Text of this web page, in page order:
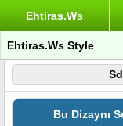
Ehtiras.Ws
Ehtiras.Ws Style
Bu Dizaynı